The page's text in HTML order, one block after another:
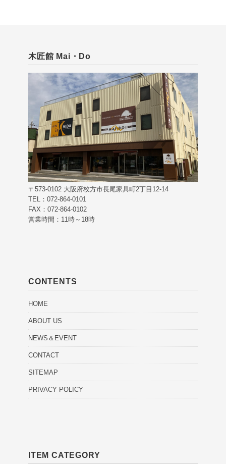
木匠館 Mai・Do
〒573-0102 大阪府枚方市長尾家具町2丁目12-14
TEL：072-864-0101
FAX：072-864-0102
営業時間：11時～18時
CONTENTS
HOME
ABOUT US
NEWS＆EVENT
CONTACT
SITEMAP
PRIVACY POLICY
ITEM CATEGORY